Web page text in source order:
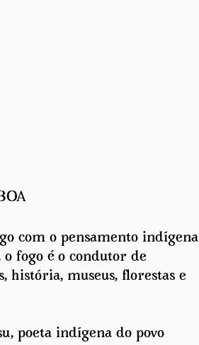
com o pensamento indígena
fogo é o condutor de
história, museus, florestas e
poeta indígena do povo